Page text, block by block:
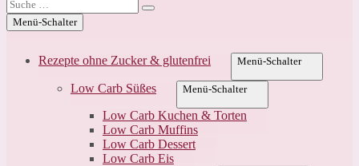
Menü-Schalter
Rezepte ohne Zucker & glutenfrei Menü-Schalter
Low Carb Süßes Menü-Schalter
Low Carb Kuchen & Torten
Low Carb Muffins
Low Carb Dessert
Low Carb Eis